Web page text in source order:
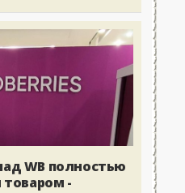
WB полностью
товаром -